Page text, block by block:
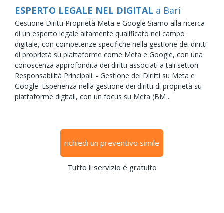
ESPERTO LEGALE NEL DIGITAL a Bari
Gestione Diritti Proprietà Meta e Google Siamo alla ricerca
di un esperto legale altamente qualificato nel campo
digitale, con competenze specifiche nella gestione dei diritti
di proprietà su piattaforme come Meta e Google, con una
conoscenza approfondita dei diritti associati a tali settori.
Responsabilità Principali: - Gestione dei Diritti su Meta e
Google: Esperienza nella gestione dei diritti di proprietà su
piattaforme digitali, con un focus su Meta (BM ..
richiedi un preventivo simile
Tutto il servizio è gratuito